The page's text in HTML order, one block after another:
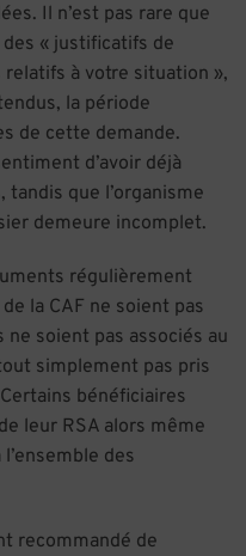
Il n’est pas rare que
« justificatifs de
à votre situation »,
la période
de cette demande.
d’avoir déjà
que l’organisme
demeure incomplet.
régulièrement
la CAF ne soient pas
soient pas associés au
simplement pas pris
bénéficiaires
leur RSA alors même
des
recommandé de